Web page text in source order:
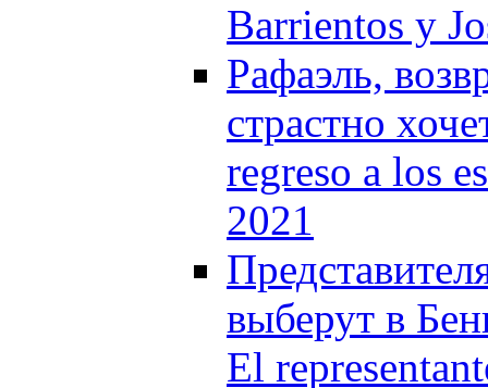
Barrientos y
Рафаэль,
страстно
regreso a los
2021
выберут в
El